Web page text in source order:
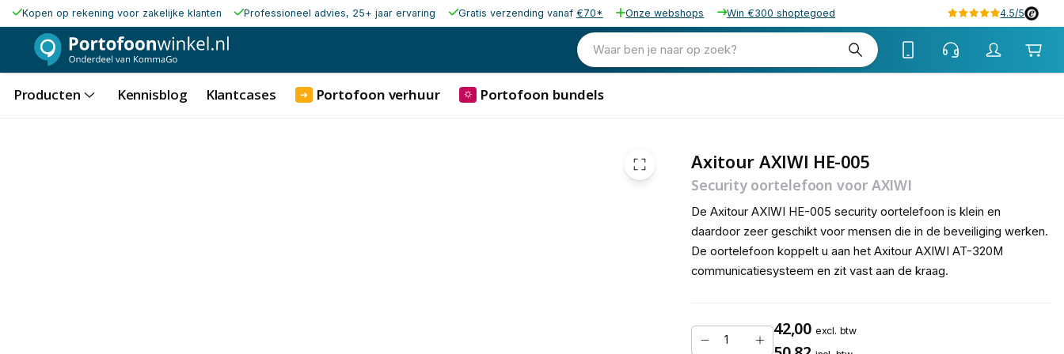
Kopen op rekening voor zakelijke klanten Professioneel advies, 25+ jaar ervaring Gratis verzending vanaf €70* Onze webshops Win €300 shoptegoed 4.5/5
Waar ben je naar op zoek?
Producten Kennisblog Klantcases ➜ Portofoon verhuur ⛭ Portofoon bundels
Axitour AXIWI HE-005
Security oortelefoon voor AXIWI
De Axitour AXIWI HE-005 security oortelefoon is klein en
daardoor zeer geschikt voor mensen die in de beveiliging werken.
De oortelefoon koppelt u aan het Axitour AXIWI AT-320M
communicatiesysteem en zit vast aan de kraag.
42,00 excl. btw
42,00 excl. btw
50,82 incl. btw